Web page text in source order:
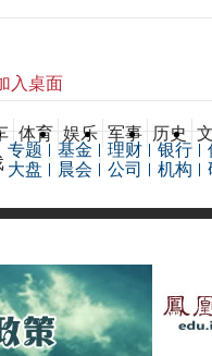
入桌面
体育 娱乐 军事 历史
专题 基金 理财 银行
大盘 晨会 公司 机构